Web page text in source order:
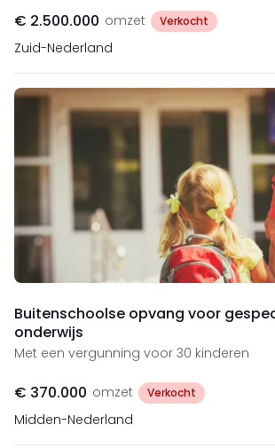
€ 2.500.000 omzet Verkocht
Zuid-Nederland
Buitenschoolse opvang voor
onderwijs
Met een vergunning voor 30 kinderen
€ 370.000 omzet Verkocht
Midden-Nederland